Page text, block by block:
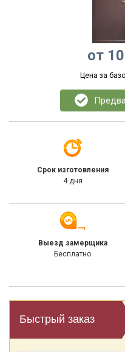
от
Цена за
Срок изготовления
4 дня
Выезд замерщика
Бесплатно
Быстрый заказ